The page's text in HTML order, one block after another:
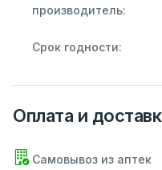
производитель:
Срок годности:
Оплата и
Самовывоз из аптек